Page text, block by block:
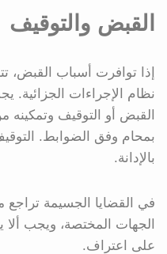
القبض والتوقيف
إذا توافرت أسباب القبض،
نظام الإجراءات الجزائية.
القبض أو التوقيف وتمكينه
بمحام وفق الضوابط.
بالإدانة.
في القضايا الجسيمة تراجع
الجهات المختصة، ويجب ألا
على اعتراف.